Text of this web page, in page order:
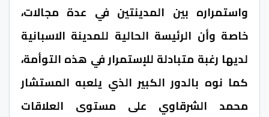
واستمراره بين المدينتين في عدة مجالات،
خاصة وأن الرئيسة الحالية للمدينة الاسبانية
لديها رغبة متبادلة للإستمرار في هذه التوأمة،
كما نوه بالدور الكبير الذي يلعبه المستشار
محمد الشرقاوي على مستوى العلاقات